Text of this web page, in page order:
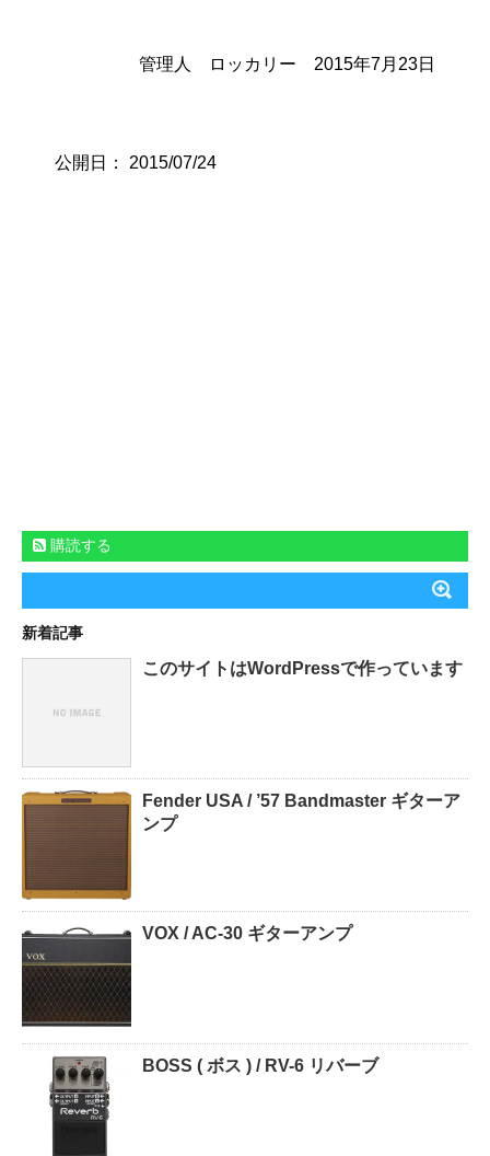
管理人 ロッカリー 2015年7月23日
公開日： 2015/07/24
購読する
新着記事
このサイトはWordPressで作っています
Fender USA / ’57 Bandmaster ギターア
ンプ
VOX / AC-30 ギターアンプ
BOSS ( ボス ) / RV-6 リバーブ